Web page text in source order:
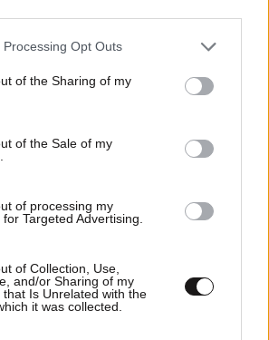
website/app uses one or more Google
or usage behaviour. You may click to
to Google and its third-party tags to
specified purposes in below Google
Opt Outs
of the Sharing of my
of the Sale of my
of processing my
Targeted Advertising.
of Collection, Use,
and/or Sharing of my
that Is Unrelated with the
it was collected.
τους κανόνες σχολιασμού